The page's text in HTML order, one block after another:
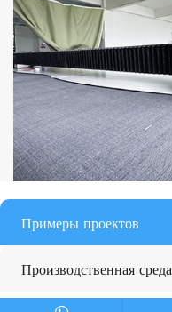
Примеры проектов
Производственная среда